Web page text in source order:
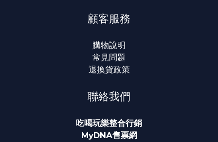
顧客服務
購物說明
常見問題
退換貨政策
聯絡我們
吃喝玩樂整合行銷
MyDNA售票網